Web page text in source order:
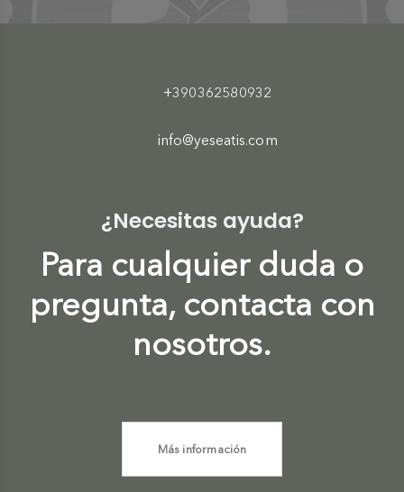
+390362580932
info@yeseatis.com
¿Necesitas ayuda?
Para cualquier duda o
pregunta, contacta con
nosotros.
Más información